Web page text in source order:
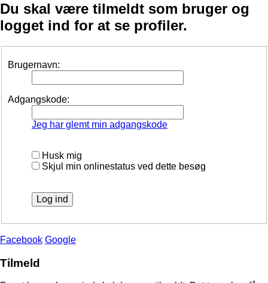
Du skal være tilmeldt som bruger og
logget ind for at se profiler.
Brugernavn:
Adgangskode:
Jeg har glemt min adgangskode
Husk mig
Skjul min onlinestatus ved dette besøg
Facebook Google
Tilmeld